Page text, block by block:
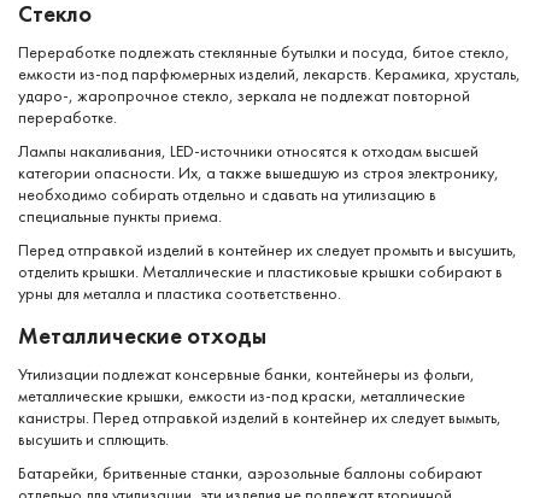
Стекло
Переработке подлежать стеклянные бутылки и посуда, битое стекло,
емкости из-под парфюмерных изделий, лекарств. Керамика, хрусталь,
ударо-, жаропрочное стекло, зеркала не подлежат повторной
переработке.
Лампы накаливания, LED-источники относятся к отходам высшей
категории опасности. Их, а также вышедшую из строя электронику,
необходимо собирать отдельно и сдавать на утилизацию в
специальные пункты приема.
Перед отправкой изделий в контейнер их следует промыть и высушить,
отделить крышки. Металлические и пластиковые крышки собирают в
урны для металла и пластика соответственно.
Металлические отходы
Утилизации подлежат консервные банки, контейнеры из фольги,
металлические крышки, емкости из-под краски, металлические
канистры. Перед отправкой изделий в контейнер их следует вымыть,
высушить и сплющить.
Батарейки, бритвенные станки, аэрозольные баллоны собирают